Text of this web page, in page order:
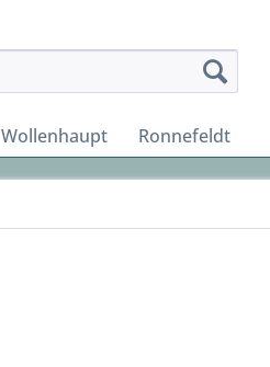
Wollenhaupt Ronnefeldt